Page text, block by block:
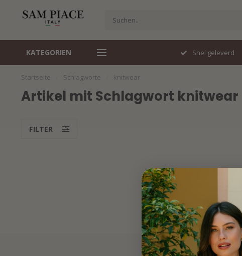
KATEGORIEN
Travelstof specialist Snel geleverd
Startseite Schlagworte knitwear
Artikel mit Schlagwort knitwear
FILTER